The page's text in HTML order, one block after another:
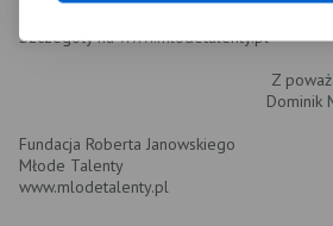
Szczegóły na www.mlodetalenty.pl
Z
Dominik
Fundacja Roberta Janowskiego
Młode Talenty
www.mlodetalenty.pl